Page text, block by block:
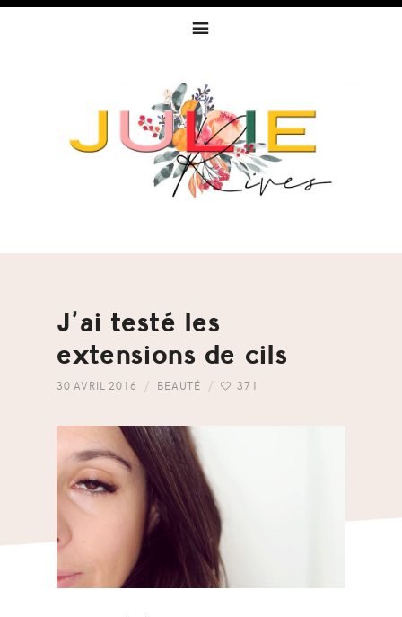
J’ai testé les
extensions de cils
30 AVRIL 2016 BEAUTÉ 371